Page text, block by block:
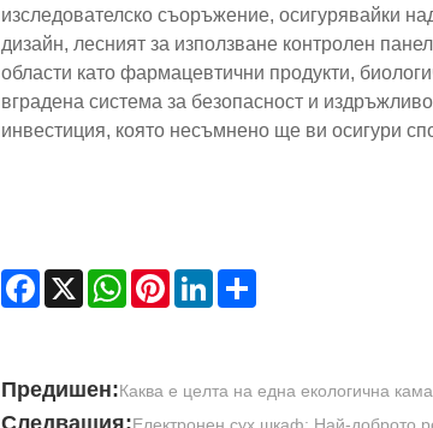
изследователско съоръжение, осигурявайки
дизайн, лесният за използване контролен
области като фармацевтични продукти,
вградена система за безопасност и
инвестиция, която несъмнено ще ви осигури
Facebook
X WhatsAppPinterestLinkedInShare
Предишен:Каква е целта на една екологична